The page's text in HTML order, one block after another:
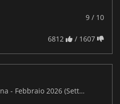
9 / 10
6812 / 1607
Le uscite di questa settimana - Febbraio 2026 (Settimana 6)